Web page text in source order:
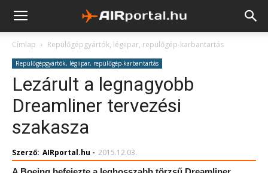
Címlap Repülőgépgyártók, légiipar, repülőgép-karbantartás
Repülőgépgyártók, légiipar, repülőgép-karbantartás
Lezárult a legnagyobb
Dreamliner tervezési
szakasza
Szerző: AIRportal.hu - 2015.12.03.